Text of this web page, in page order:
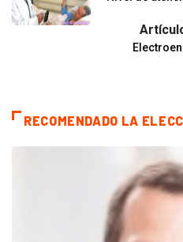
RECOMENDADO LA